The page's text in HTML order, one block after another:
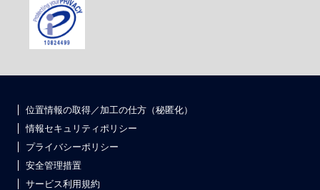
位置情報の取得／加工の仕方（秘匿化）
情報セキュリティポリシー
プライバシーポリシー
安全管理措置
サービス利用規約